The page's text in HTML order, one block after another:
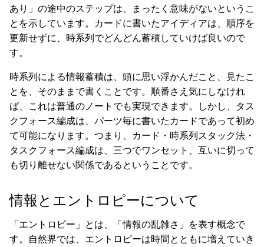
あり」の途中のステップは、まったく意味がないというこ
とを示しています。カードに書いたアイディアは、順序を
更新せずに、時系列でどんどん蓄積していけば良いので
す。
時系列による情報蓄積は、頭に思い浮かんだこと、見たこ
とを、そのままで書くことです。順番さえ気にしなけれ
ば、これは普通のノートでも実現できます。しかし、タス
クフォース編成は、パーツ毎に書いたカードであって初め
て可能になります。つまり、カード・時系列スタック法・
タスクフォース編成は、三つでワンセット、互いに切って
も切り離せない関係であるということです。
情報とエントロピーについて
「エントロピー」とは、「情報の乱雑さ」を表す概念で
す。自然界では、エントロピーは時間とともに増えていき